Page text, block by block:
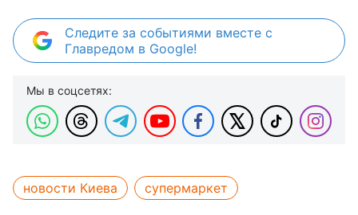
Следите за событиями вместе с
Главредом в Google!
Мы в соцсетях:
новости Киева супермаркет